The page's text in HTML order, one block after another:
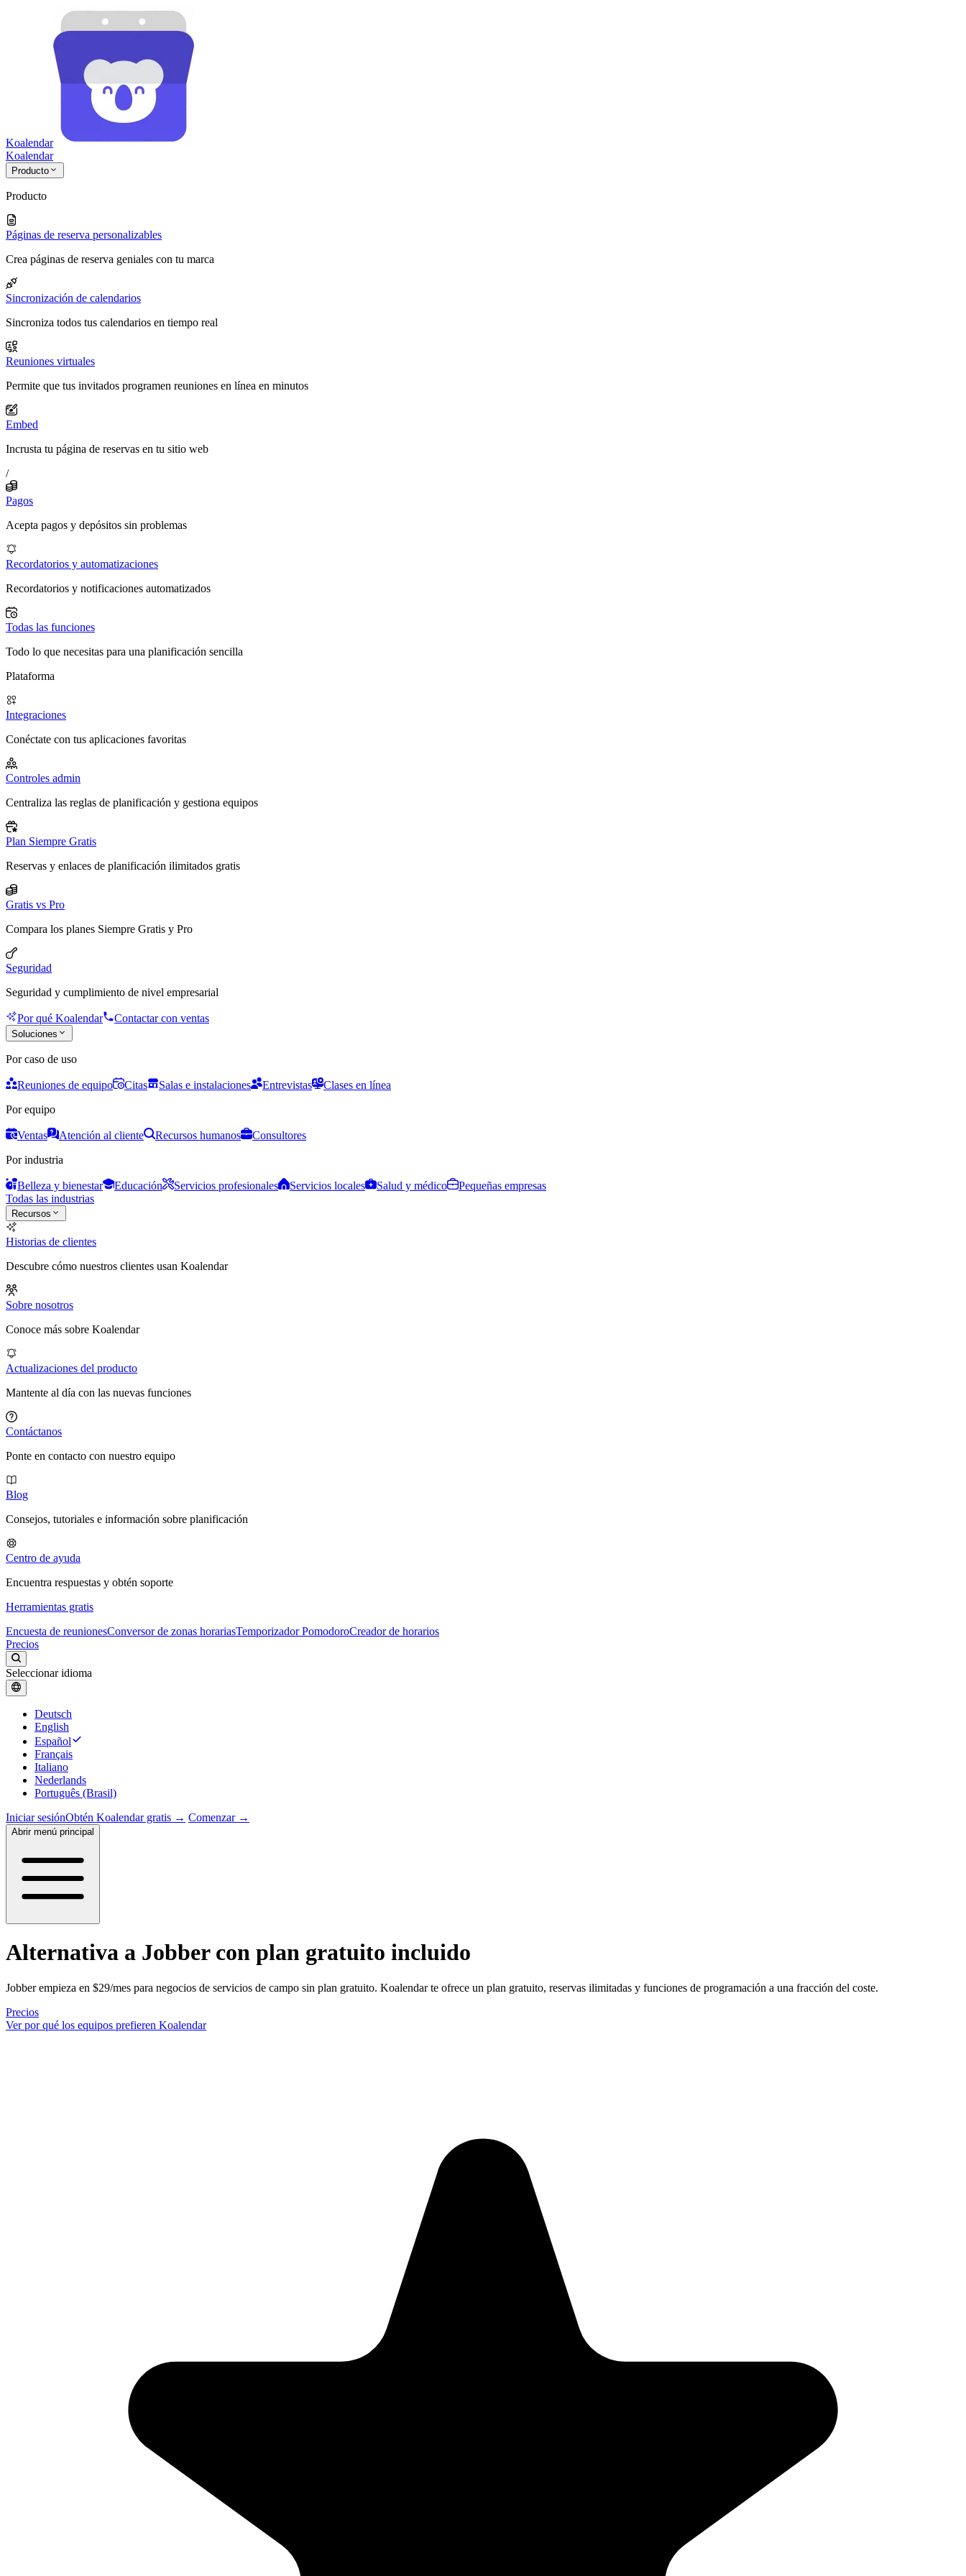
Koalendar
Koalendar
Producto
Producto
Páginas de reserva personalizables
Crea páginas de reserva geniales con tu marca
Sincronización de calendarios
Sincroniza todos tus calendarios en tiempo real
Reuniones virtuales
Permite que tus invitados programen reuniones en línea en minutos
Embed
Incrusta tu página de reservas en tu sitio web
/
Pagos
Acepta pagos y depósitos sin problemas
Recordatorios y automatizaciones
Recordatorios y notificaciones automatizados
Todas las funciones
Todo lo que necesitas para una planificación sencilla
Plataforma
Integraciones
Conéctate con tus aplicaciones favoritas
Controles admin
Centraliza las reglas de planificación y gestiona equipos
Plan Siempre Gratis
Reservas y enlaces de planificación ilimitados gratis
Gratis vs Pro
Compara los planes Siempre Gratis y Pro
Seguridad
Seguridad y cumplimiento de nivel empresarial
Por qué Koalendar Contactar con ventas
Soluciones
Por caso de uso
Reuniones de equipo Citas Salas e instalaciones Entrevistas
Clases en línea
Por equipo
Ventas Atención al cliente Recursos humanos
Consultores
Por industria
Belleza y bienestar Educación Servicios profesionales Servicios locales Salud y médico
Pequeñas empresas
Todas las industrias
Recursos
Historias de clientes
Descubre cómo nuestros clientes usan Koalendar
Sobre nosotros
Conoce más sobre Koalendar
Actualizaciones del producto
Mantente al día con las nuevas funciones
Contáctanos
Ponte en contacto con nuestro equipo
Blog
Consejos, tutoriales e información sobre planificación
Centro de ayuda
Encuentra respuestas y obtén soporte
Herramientas gratis
Encuesta de reunionesConversor de zonas horariasTemporizador PomodoroCreador de horarios
Precios
Seleccionar idioma
Deutsch
English
Español
Français
Italiano
Nederlands
Português (Brasil)
Iniciar sesiónObtén Koalendar gratis → Comenzar →
Abrir menú principal
Alternativa a Jobbercon plan gratuito incluido
Jobber empieza en $29/mes para negocios de servicios de campo sin plan gratuito. Koalendar te ofrece un plan gratuito, reservas ilimitadas y funciones de programación a una fracción del coste.
Precios
Ver por qué los equipos prefieren Koalendar